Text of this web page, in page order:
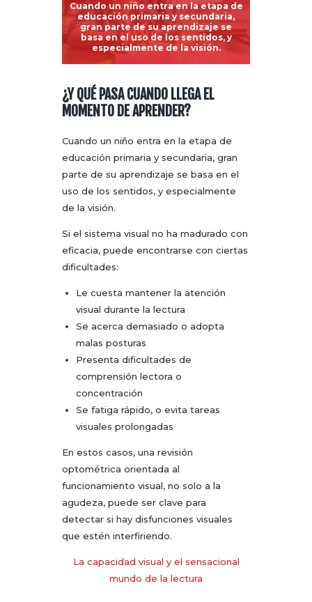
Cuando un niño entra en la etapa de
educación primaria y secundaria,
gran parte de su aprendizaje se
basa en el uso de los sentidos, y
especialmente de la visión.
¿Y QUÉ PASA CUANDO LLEGA EL
MOMENTO DE APRENDER?
Cuando un niño entra en la etapa de
educación primaria y secundaria, gran
parte de su aprendizaje se basa en el
uso de los sentidos, y especialmente
de la visión.
Si el sistema visual no ha madurado con
eficacia, puede encontrarse con ciertas
dificultades:
Le cuesta mantener la atención
visual durante la lectura
Se acerca demasiado o adopta
malas posturas
Presenta dificultades de
comprensión lectora o
concentración
Se fatiga rápido, o evita tareas
visuales prolongadas
En estos casos, una revisión
optométrica orientada al
funcionamiento visual, no solo a la
agudeza, puede ser clave para
detectar si hay disfunciones visuales
que estén interfiriendo.
La capacidad visual y el sensacional
mundo de la lectura